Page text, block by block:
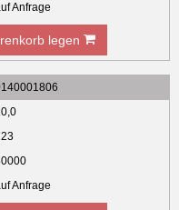
Anfrage
legen
Anfrage